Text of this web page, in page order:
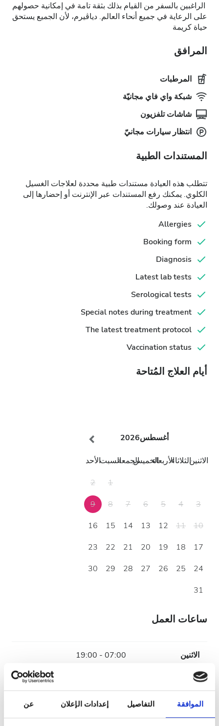
الموافقة التفاصيل إعدادات الإعلان عن
الراغبين بالسفر من القيام بذلك بثقة تامة في إمكانية حصولهم
على الرعاية في جميع أنحاء العالم. دياڤيرم، لأن الجميع يستحق
حياة كريمة
المرافق
المرطبات
شبكة واي فاي مجانيّة
شاشات تلفزيون
انتظار سيارات مجانيّ
المستندات الطبية
تتطلب هذه العيادة مستندات طبية محددة لعلاجات الغسيل
الكلوي. يمكنك رفع المستندات عبر الإنترنت أو إحضارها إلى
العيادة عند وصولك.
Allergies
Booking form
Diagnosis
Latest lab tests
Serological tests
Special notes during treatment
The latest treatment protocol
Vaccination status
أيام العلاج المُتاحة
أغسطس2026
الاثنينالثلاثاءالأربعاءالخميسالجمعةالسبتالأحد
1
2
3
4
5
6
7
8
9
10
11
12
13
14
15
16
17
18
19
20
21
22
23
24
25
26
27
28
29
30
31
ساعات العمل
الاثنين 07:00 - 19:00
الثلاثاء
الأربعاء 07:00 - 19:00